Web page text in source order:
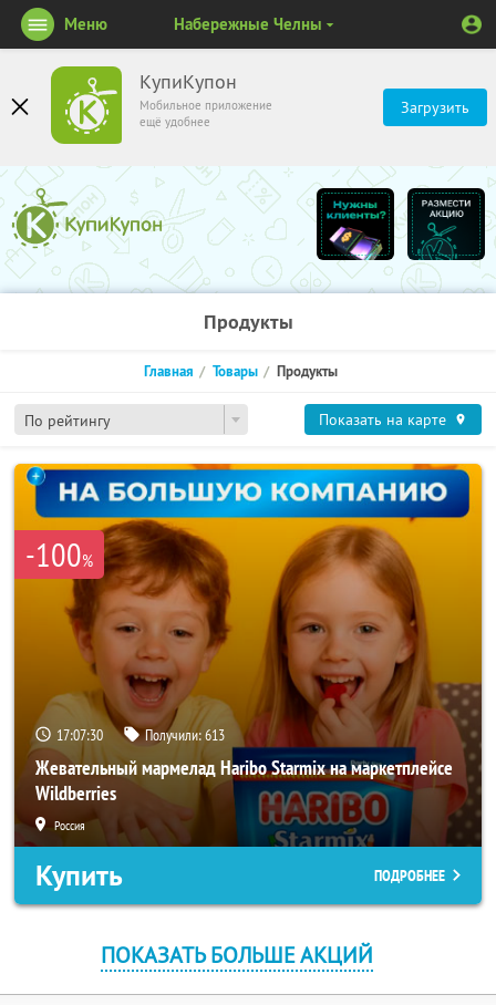
КупиКупон
Мобильное приложение
ещё удобнее
Загрузить
Меню Набережные Челны
Продукты
По рейтингу
Главная Товары Продукты
Показать на карте
-100%
17:07:30 Получили:613
Жевательный мармелад Haribo Starmix на маркетплейсе
Wildberries
Россия
Купить ПОДРОБНЕЕ
ПОКАЗАТЬ БОЛЬШЕ АКЦИЙ